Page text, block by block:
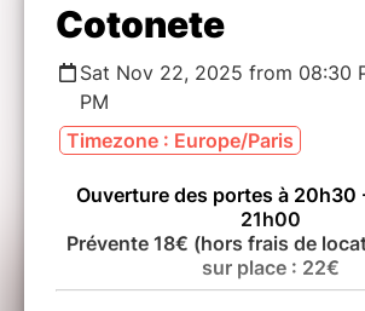
Cotonete
Sat Nov 22, 2025 from 08:30
PM
Timezone : Europe/Paris
Ouverture des portes à 20h30
21h00
Prévente 18€ (hors frais de
sur place : 22€